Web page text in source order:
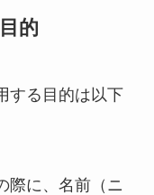
的
する目的は以下
際に、名前（ニ